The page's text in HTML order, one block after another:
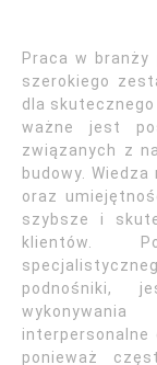
Praca w branży
szerokiego
dla
ważne jest
związanych z
budowy.
oraz
szybsze i
klientów.
podnośniki,
interpersonalne
ponieważ